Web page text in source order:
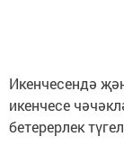
Икенчесендә
икенчесе
бетерерлек